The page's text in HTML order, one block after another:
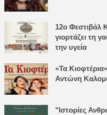
12ο Φεστιβάλ
γιορτάζει τη
την υγεία
«Τα
Αντώνη
"Ιστορίες